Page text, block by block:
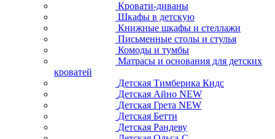
Кровати-диваны
Шкафы в детскую
Книжные шкафы и стеллажи
Письменные столы и стулья
Комоды и тумбы
Матрасы и основания для детских
кроватей
Детская Тимберика Кидс
Детская Айно NEW
Детская Грета NEW
Детская Бетти
Детская Рандеву